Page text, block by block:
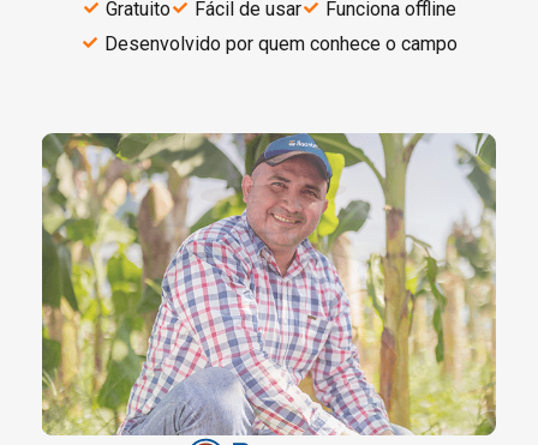
Gratuito Fácil de usar
Funciona offline
Desenvolvido por quem conhece o campo